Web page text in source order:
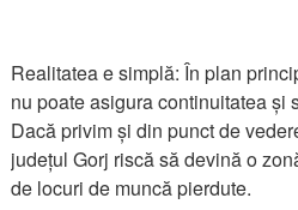
Realitatea e simplă: În plan
nu poate asigura continuitatea și
Dacă privim și din punct de
județul Gorj riscă să devină o
de locuri de muncă pierdute.